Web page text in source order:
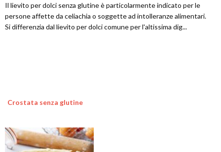
Il lievito per dolci senza glutine è particolarmente indicato per le
persone affette da celiachia o soggette ad intolleranze alimentari.
Si differenzia dal lievito per dolci comune per l'altissima dig...
Crostata senza glutine